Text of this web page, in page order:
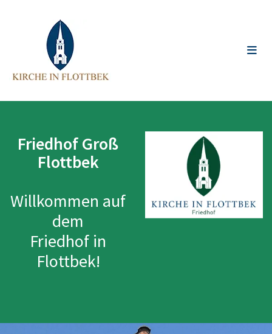
Friedhof Groß
Flottbek
Willkommen auf
dem
Friedhof in
Flottbek!